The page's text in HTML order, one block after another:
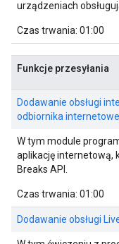
urządzeniach
Czas trwania: 01:00
Funkcje przesyłania
Dodawanie obsługi
odbiornika
W tym module
aplikację internetową,
Breaks API.
Czas trwania: 01:00
Dodawanie obsługi